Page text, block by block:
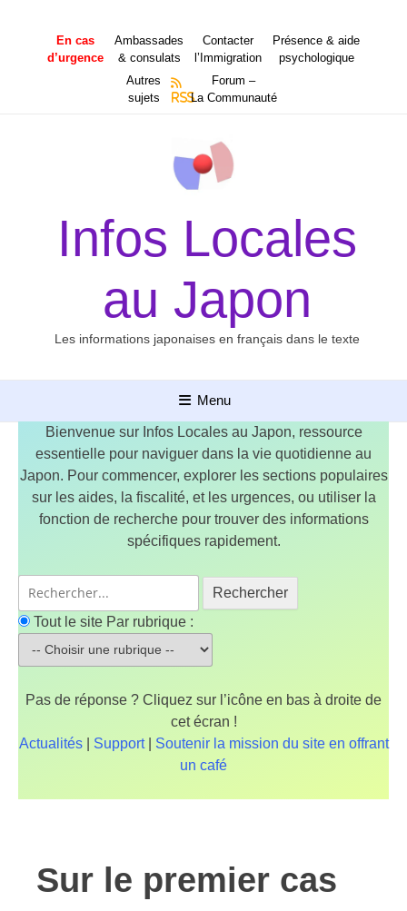
contenu
En cas
d’urgence
Ambassades
& consulats
Contacter
l’Immigration
Présence & aide
psychologique
Autres
sujets
RSS
Forum –
La Communauté
Infos Locales
au Japon
Les informations japonaises en français dans le texte
Menu
Bienvenue sur Infos Locales au Japon, ressource
essentielle pour naviguer dans la vie quotidienne au
Japon. Pour commencer, explorer les sections populaires
sur les aides, la fiscalité, et les urgences, ou utiliser la
fonction de recherche pour trouver des informations
spécifiques rapidement.
Rechercher
Tout le site Par rubrique :
Pas de réponse ? Cliquez sur l’icône en bas à droite de
cet écran !
Actualités| Support| Soutenir la mission du site en offrant
un café
Sur le premier cas